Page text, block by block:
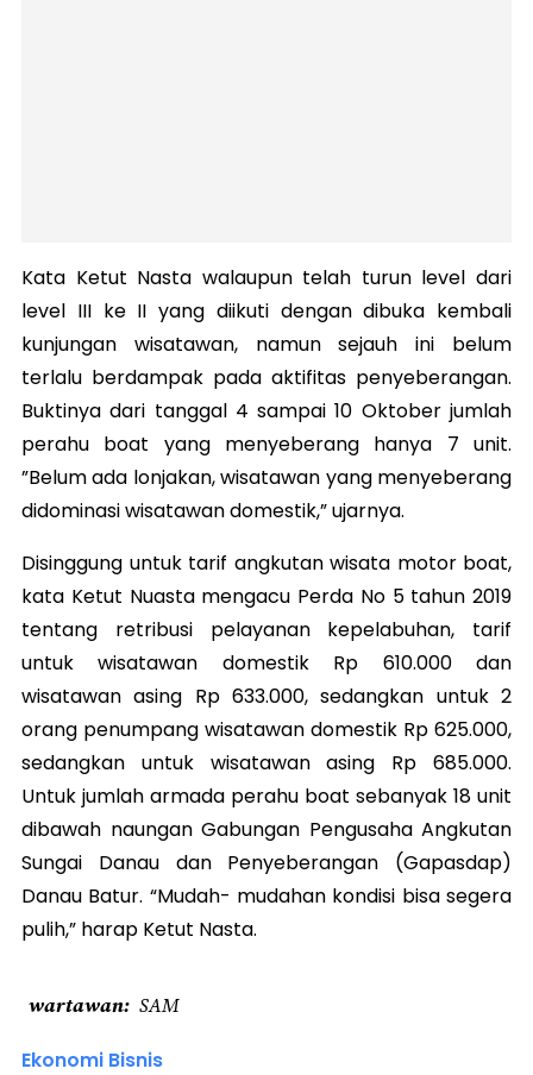
Kata Ketut Nasta walaupun telah turun level dari
level III ke II yang diikuti dengan dibuka kembali
kunjungan wisatawan, namun sejauh ini belum
terlalu berdampak pada aktifitas penyeberangan.
Buktinya dari tanggal 4 sampai 10 Oktober jumlah
perahu boat yang menyeberang hanya 7 unit.
”Belum ada lonjakan, wisatawan yang menyeberang
didominasi wisatawan domestik,” ujarnya.
Disinggung untuk tarif angkutan wisata motor boat,
kata Ketut Nuasta mengacu Perda No 5 tahun 2019
tentang retribusi pelayanan kepelabuhan, tarif
untuk wisatawan domestik Rp 610.000 dan
wisatawan asing Rp 633.000, sedangkan untuk 2
orang penumpang wisatawan domestik Rp 625.000,
sedangkan untuk wisatawan asing Rp 685.000.
Untuk jumlah armada perahu boat sebanyak 18 unit
dibawah naungan Gabungan Pengusaha Angkutan
Sungai Danau dan Penyeberangan (Gapasdap)
Danau Batur. “Mudah- mudahan kondisi bisa segera
pulih,” harap Ketut Nasta.
wartawan SAM
Ekonomi Bisnis